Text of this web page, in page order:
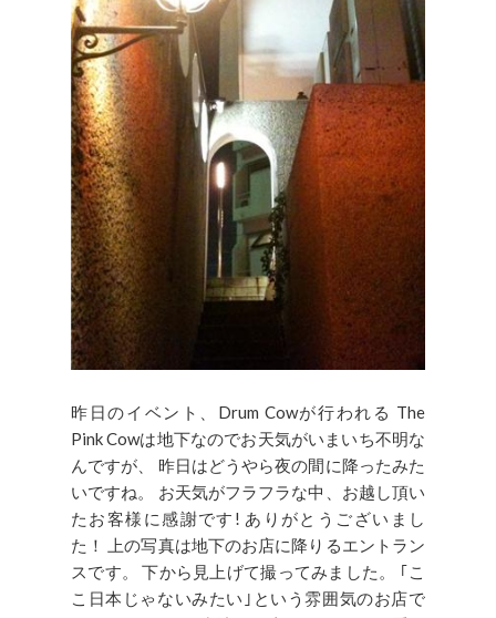
昨日のイベント、Drum Cowが行われる The
Pink Cowは地下なのでお天気がいまいち不明な
んですが、 昨日はどうやら夜の間に降ったみた
いですね。 お天気がフラフラな中、お越し頂い
たお客様に感謝です! ありがとうございまし
た！ 上の写真は地下のお店に降りるエントラン
スです。 下から見上げて撮ってみました。 ｢こ
こ日本じゃないみたい｣という雰囲気のお店で